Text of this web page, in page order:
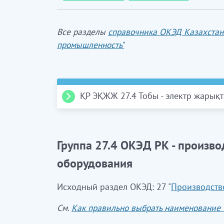
Все разделы справочника ОКЭД
промышленность"
ҚР ЭҚЖЖ 27.4 Тобы - электр
компоненттері (электр шамдарына
электржарықтандыру құралдары мен
Электр шамдарын өндіру
Бұл ішкі класқа:
Группа 27.4 ОКЭД РК -
оборудования
Исходный раздел ОКЭД: 27 "
См. Как правильно выбрать